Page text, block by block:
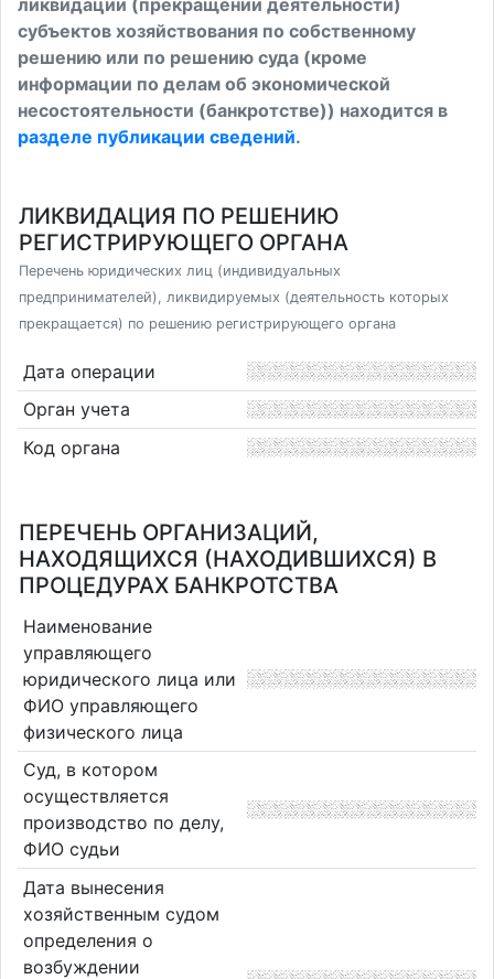
ликвидации (прекращении деятельности)
субъектов хозяйствования по собственному
решению или по решению суда (кроме
информации по делам об экономической
несостоятельности (банкротстве)) находится в
разделе публикации сведений.
ЛИКВИДАЦИЯ ПО РЕШЕНИЮ
РЕГИСТРИРУЮЩЕГО ОРГАНА
Перечень юридических лиц (индивидуальных
предпринимателей), ликвидируемых (деятельность которых
прекращается) по решению регистрирующего органа
Дата операции
Орган учета
Код органа
ПЕРЕЧЕНЬ ОРГАНИЗАЦИЙ,
НАХОДЯЩИХСЯ (НАХОДИВШИХСЯ) В
ПРОЦЕДУРАХ БАНКРОТСТВА
Наименование
управляющего
юридического лица или
ФИО управляющего
физического лица
Суд, в котором
осуществляется
производство по делу,
ФИО судьи
Дата вынесения
хозяйственным судом
определения о
возбуждении